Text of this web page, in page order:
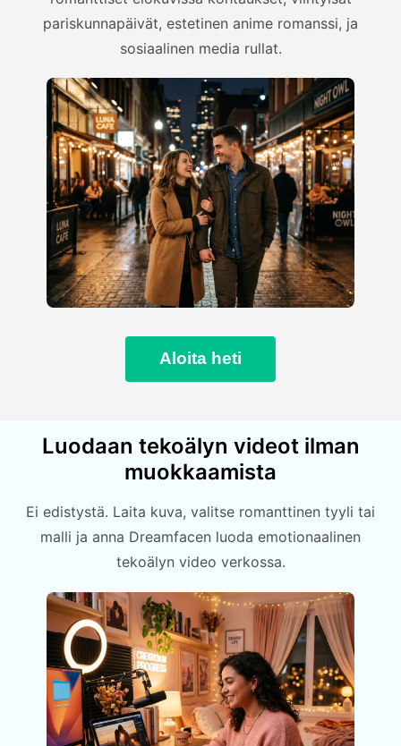
pariskunnapäivät, estetinen anime romanssi, ja
sosiaalinen media rullat.
Aloita heti
Luodaan tekoälyn videot ilman
muokkaamista
Ei edistystä. Laita kuva, valitse romanttinen tyyli tai
malli ja anna Dreamfacen luoda emotionaalinen
tekoälyn video verkossa.